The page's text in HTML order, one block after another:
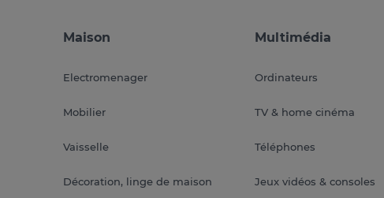
Maison
Electromenager
Mobilier
Vaisselle
Décoration, linge de maison
Multimédia
Ordinateurs
TV & home cinéma
Téléphones
Jeux vidéos & consoles